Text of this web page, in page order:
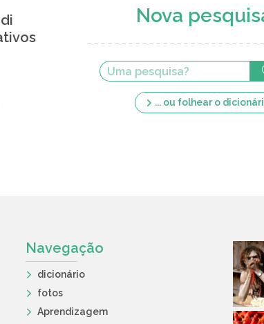
Nova
... ou folhear o
Navegação
dicionário
fotos
Aprendizagem